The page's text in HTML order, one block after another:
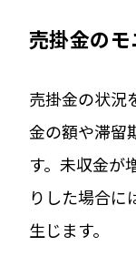
売掛金の
売掛金の状況
金の額や滞留
す。未収金が
りした場合に
生じます。